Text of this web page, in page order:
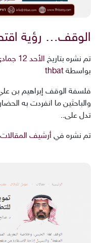
الوقف… رؤية
تم نشره بتاريخ الأحد 12 جمادى الأولى 1442هـ 27-12-2020م
بواسطة thbat
فلسفة الوقف إبراهيم بن
والباحثين ما انفردت به
تدل على..
تم نشره في أرشيف المقالات